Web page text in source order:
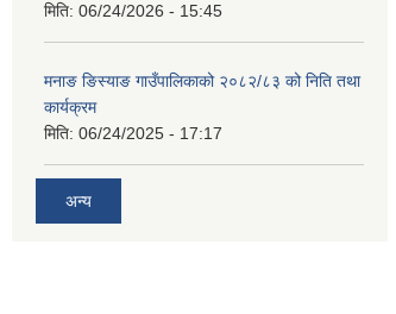
मिति: 06/24/2026 - 15:45
मनाङ ङिस्याङ गाउँपालिकाको २०८२/८३ को निति तथा
कार्यक्रम
मिति: 06/24/2025 - 17:17
अन्य